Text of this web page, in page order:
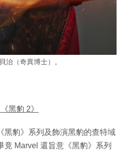
治（奇異博士）。
黑豹 2》
黑豹》系列及飾演黑豹的查特域
竟 Marvel 還旨意《黑豹》系列